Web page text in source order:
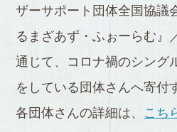
ザーサポート団体全国協議
るまざあず・ふぉーらむ』
通じて、コロナ禍のシング
をしている団体さんへ寄付
各団体さんの詳細は、 こち